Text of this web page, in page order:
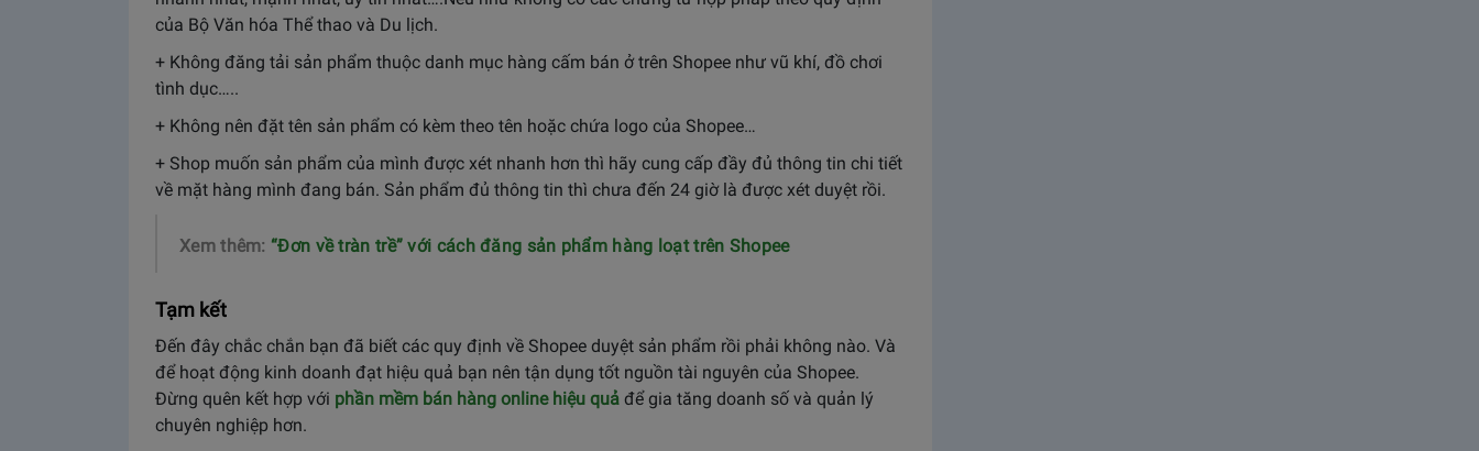
của Bộ Văn hóa Thể thao và Du lịch.
+ Không đăng tải sản phẩm thuộc danh mục hàng cấm bán ở trên Shopee như vũ khí, đồ chơi
tình dục…..
+ Không nên đặt tên sản phẩm có kèm theo tên hoặc chứa logo của Shopee…
+ Shop muốn sản phẩm của mình được xét nhanh hơn thì hãy cung cấp đầy đủ thông tin chi tiết
về mặt hàng mình đang bán. Sản phẩm đủ thông tin thì chưa đến 24 giờ là được xét duyệt rồi.
Xem thêm: “Đơn về tràn trề” với cách đăng sản phẩm hàng loạt trên Shopee
Tạm kết
Đến đây chắc chắn bạn đã biết các quy định về Shopee duyệt sản phẩm rồi phải không nào. Và
để hoạt động kinh doanh đạt hiệu quả bạn nên tận dụng tốt nguồn tài nguyên của Shopee.
Đừng quên kết hợp với phần mềm bán hàng online hiệu quả để gia tăng doanh số và quản lý
chuyên nghiệp hơn.